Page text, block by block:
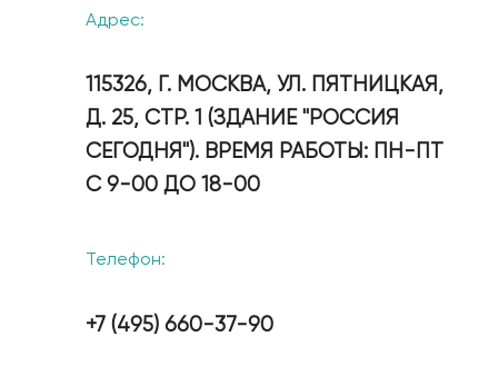
Адрес:
115326, Г. МОСКВА, УЛ. ПЯТНИЦКАЯ,
Д. 25, СТР. 1 (ЗДАНИЕ "РОССИЯ
СЕГОДНЯ"). ВРЕМЯ РАБОТЫ: ПН-ПТ
С 9-00 ДО 18-00
Телефон:
+7 (495) 660-37-90